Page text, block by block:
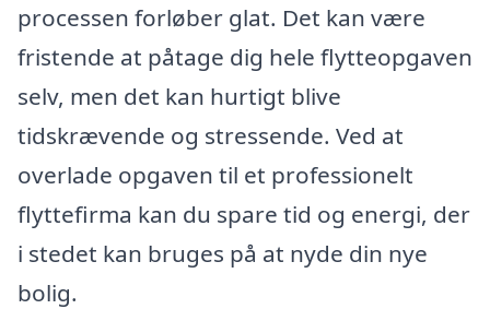
processen forløber glat. Det kan være
fristende at påtage dig hele flytteopgaven
selv, men det kan hurtigt blive
tidskrævende og stressende. Ved at
overlade opgaven til et professionelt
flyttefirma kan du spare tid og energi, der
i stedet kan bruges på at nyde din nye
bolig.